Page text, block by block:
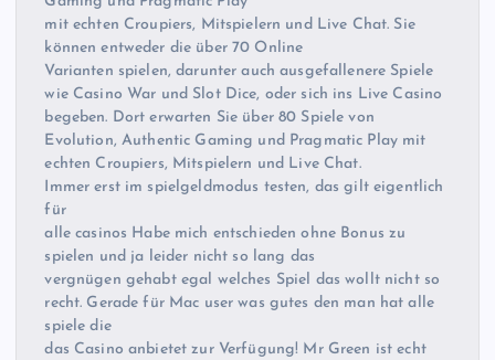
mit echten Croupiers, Mitspielern und Live Chat. Sie
können entweder die über 70 Online
Varianten spielen, darunter auch ausgefallenere Spiele
wie Casino War und Slot Dice, oder sich ins Live Casino
begeben. Dort erwarten Sie über 80 Spiele von
Evolution, Authentic Gaming und Pragmatic Play mit
echten Croupiers, Mitspielern und Live Chat.
Immer erst im spielgeldmodus testen, das gilt eigentlich
für
alle casinos Habe mich entschieden ohne Bonus zu
spielen und ja leider nicht so lang das
vergnügen gehabt egal welches Spiel das wollt nicht so
recht. Gerade für Mac user was gutes den man hat alle
spiele die
das Casino anbietet zur Verfügung! Mr Green ist echt